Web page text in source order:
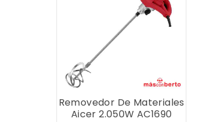
Removedor De Materiales
Aicer 2.050W AC1690